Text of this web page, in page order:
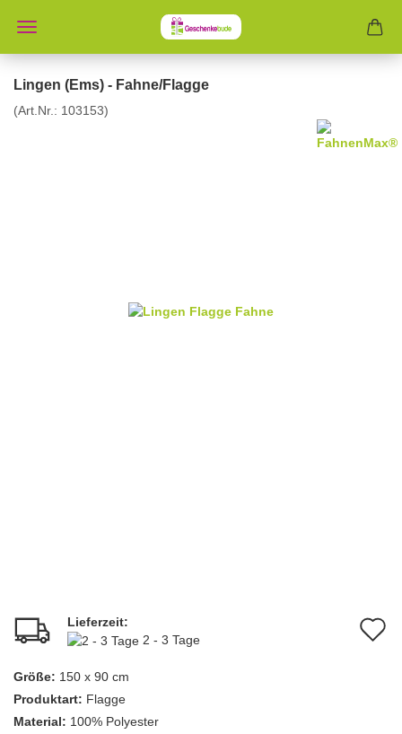
Lingen (Ems) - Fahne/Flagge
(Art.Nr.: 103153)
Lieferzeit:
2 - 3 Tage
Größe: 150 x 90 cm
Produktart: Flagge
Material: 100% Polyester